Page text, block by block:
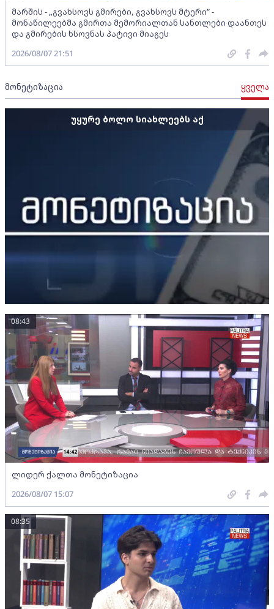
მარშის - „გვახსოვს გმირები, გვახსოვს მტერი” -
მონაწილეებმა გმირთა მემორიალთან სანთლები დაანთეს
და გმირების ხსოვნას პატივი მიაგეს
2026/08/07 21:51
მონეტიზაცია ყველა
უყურე ბოლო სიახლეებს აქ
ლიდერ ქალთა მონეტიზაცია
08:43
2026/08/07 15:07
08:35